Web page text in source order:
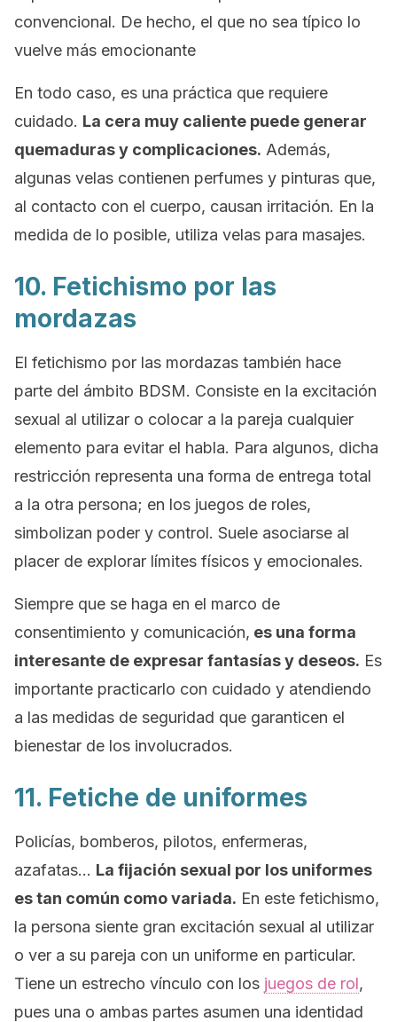
convencional. De hecho, el que no sea típico lo
vuelve más emocionante
En todo caso, es una práctica que requiere
cuidado. La cera muy caliente puede generar
quemaduras y complicaciones. Además,
algunas velas contienen perfumes y pinturas que,
al contacto con el cuerpo, causan irritación. En la
medida de lo posible, utiliza velas para masajes.
10. Fetichismo por las
mordazas
El fetichismo por las mordazas también hace
parte del ámbito BDSM. Consiste en la excitación
sexual al utilizar o colocar a la pareja cualquier
elemento para evitar el habla. Para algunos, dicha
restricción representa una forma de entrega total
a la otra persona; en los juegos de roles,
simbolizan poder y control. Suele asociarse al
placer de explorar límites físicos y emocionales.
Siempre que se haga en el marco de
consentimiento y comunicación, es una forma
interesante de expresar fantasías y deseos. Es
importante practicarlo con cuidado y atendiendo
a las medidas de seguridad que garanticen el
bienestar de los involucrados.
11. Fetiche de uniformes
Policías, bomberos, pilotos, enfermeras,
azafatas… La fijación sexual por los uniformes
es tan común como variada. En este fetichismo,
la persona siente gran excitación sexual al utilizar
o ver a su pareja con un uniforme en particular.
Tiene un estrecho vínculo con los juegos de rol,
pues una o ambas partes asumen una identidad